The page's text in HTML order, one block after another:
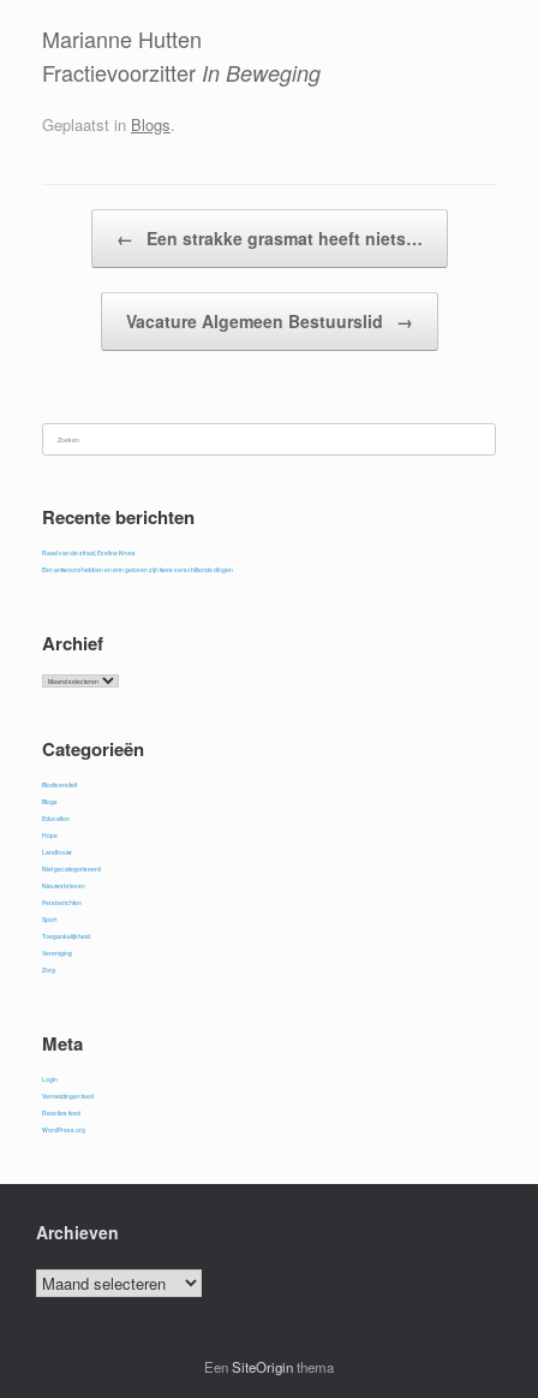
Marianne Hutten
Fractievoorzitter In Beweging
Geplaatst in Blogs.
← Een strakke grasmat heeft niets…
Vacature Algemeen Bestuurslid →
Zoeken
Recente berichten
Raad van de straat, Eveline Kroes
Een antwoord hebben en erin geloven zijn twee verschillende dingen
Archief
Categorieën
Biodiversiteit
Blogs
Education
Hope
Landbouw
Niet gecategoriseerd
Nieuwsbrieven
Persberichten
Sport
Toegankelijkheid
Vereniging
Zorg
Meta
Login
Vermeldingen feed
Reacties feed
WordPress.org
Archieven
Archieven
EenSiteOriginthema